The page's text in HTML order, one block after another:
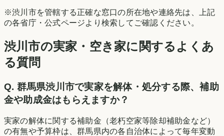
※渋川市を管轄する正確な窓口の所在地や連絡先は、上記
の各省庁・公式ページより検索してご確認ください。
渋川市の実家・空き家に関するよくあ
る質問
Q. 群馬県渋川市で実家を解体・処分する際、補助
金や助成金はもらえますか？
実家の解体に関する補助金（老朽空家等除却補助金など）
の有無や予算枠は、群馬県内の各自治体によって毎年変動